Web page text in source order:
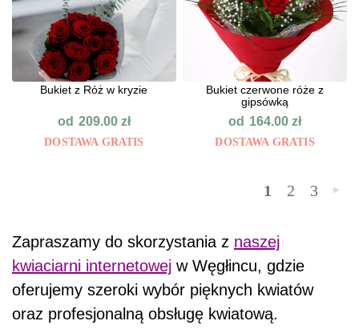
Bukiet z Róż w kryzie
od 209.00 zł
DOSTAWA GRATIS
Bukiet czerwone róże z
gipsówką
od 164.00zł
DOSTAWA GRATIS
1 2 3 »
Zapraszamy do skorzystania z naszej
kwiaciarni internetowej w Węgłincu, gdzie
oferujemy szeroki wybór pięknych kwiatów
oraz profesjonalną obsługę kwiatową.